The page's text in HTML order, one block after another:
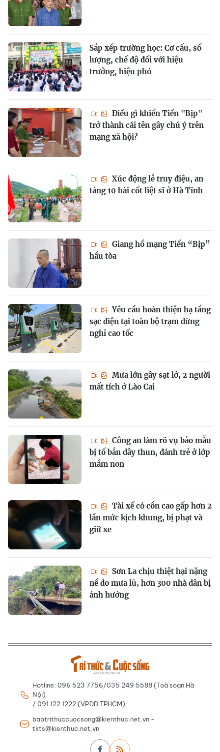
Sắp xếp trường học: Cơ cấu, số
lượng, chế độ đối với hiệu
trưởng, hiệu phó
Điều gì khiến Tiến "Bịp"
trở thành cái tên gây chú ý trên
mạng xã hội?
Xúc động lễ truy điệu, an
táng 10 hài cốt liệt sĩ ở Hà Tĩnh
Giang hồ mạng Tiến “Bịp”
hầu tòa
Yêu cầu hoàn thiện hạ tầng
sạc điện tại toàn bộ trạm dừng
nghỉ cao tốc
Mưa lớn gây sạt lở, 2 người
mất tích ở Lào Cai
Công an làm rõ vụ bảo mẫu
bị tố bắn dây thun, đánh trẻ ở lớp
mầm non
Tài xế có cồn cao gấp hơn 2
lần mức kịch khung, bị phạt và
giữ xe
Sơn La chịu thiệt hại nặng
nề do mưa lũ, hơn 300 nhà dân bị
ảnh hưởng
Hotline: 096 523 7756/035 249 5588 (Toà soạn Hà
Nội)
/ 091 122 1222 (VPĐD TPHCM)
baotrithuccuocsong@kienthuc.net.vn -
tkts@kienthuc.net.vn